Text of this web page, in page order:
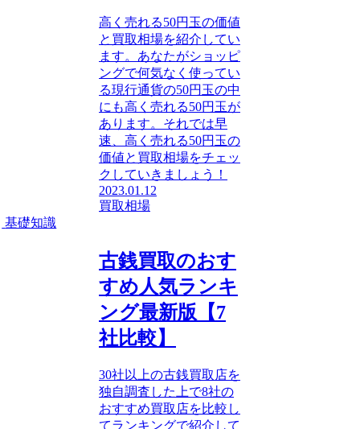
高く売れる50円玉の価値
と買取相場を紹介してい
ます。あなたがショッピ
ングで何気なく使ってい
る現行通貨の50円玉の中
にも高く売れる50円玉が
あります。それでは早
速、高く売れる50円玉の
価値と買取相場をチェッ
クしていきましょう！
2023.01.12
買取相場
基礎知識
古銭買取のおす
すめ人気ランキ
ング最新版【7
社比較】
30社以上の古銭買取店を
独自調査した上で8社の
おすすめ買取店を比較し
てランキングで紹介して